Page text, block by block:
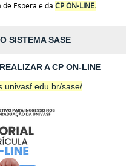
Espera e da CP ON-LINE.
SISTEMA SASE
A CP ON-LINE
sase/